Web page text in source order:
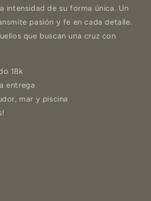
intensidad de su forma única. Un
pasión y fe en cada detalle.
que buscan una cruz con
18k
entrega
mar y piscina